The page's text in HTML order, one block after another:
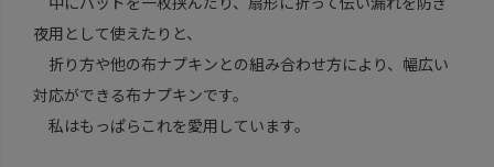
夜用として使えたりと、
折り方や他の布ナプキンとの組み合わせ方により、幅広い
対応ができる布ナプキンです。
私はもっぱらこれを愛用しています。